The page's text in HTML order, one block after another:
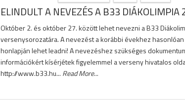
ELINDULT A NEVEZÉS A B33
Október 2. és október 27. között lehet nevezni a B33
versenysorozatára. A nevezést a korábbi évekhez
honlapján lehet leadni! A nevezéshez szükséges
információkért kísérjétek figyelemmel a verseny hivatalos
http://www.b33.hu... Read More...